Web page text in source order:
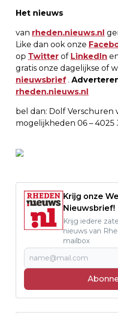
Het nieuws
van rheden.nieuws.nl
Like dan ook onze
op Twitter of LinkedIn
gratis onze dagelijkse of
nieuwsbrief .
rheden.nieuws.nl
bel dan: Dolf Verschuren
mogelijkheden 06 – 4025
Krijg onze
Nieuwsbrief!
Krijg iedere
nieuws van
mailbox